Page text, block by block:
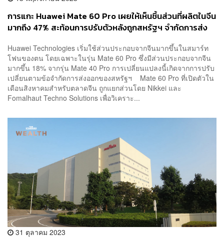
การแกะ Huawei Mate 60 Pro เผยให้เห็นชิ้นส่วนที่ผลิตในจีน
มากถึง 47% สะท้อนการปรับตัวหลังถูกสหรัฐฯ จำกัดการส่ง
Huawei Technologies เริ่มใช้ส่วนประกอบจากจีนมากขึ้นในสมาร์ท
โฟนของตน โดยเฉพาะในรุ่น Mate 60 Pro ซึ่งมีส่วนประกอบจากจีน
มากขึ้น 18% จากรุ่น Mate 40 Pro การเปลี่ยนแปลงนี้เกิดจากการปรับ
เปลี่ยนตามข้อจำกัดการส่งออกของสหรัฐฯ Mate 60 Pro ที่เปิดตัวใน
เดือนสิงหาคมสำหรับตลาดจีน ถูกแยกส่วนโดย Nikkei และ
Fomalhaut Techno Solutions เพื่อวิเคราะ...
31 ตุลาคม 2023